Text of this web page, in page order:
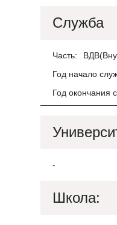
Служба
Часть:
Год начало
Год окончания
-
Школа: